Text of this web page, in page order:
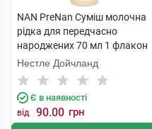
NAN PreNan Суміш молочна
рідка для передчасно
народжених 70 мл 1 флакон
Нестле Дойчланд
Є в наявності
від 90.00 грн